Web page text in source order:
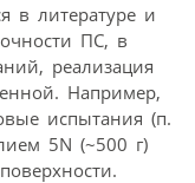
в литературе и
ПС, в
реализация
Например,
испытания (п.
5N (~500 г)